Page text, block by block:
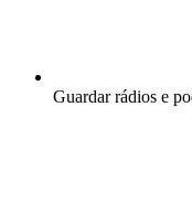
Guardar rádios e